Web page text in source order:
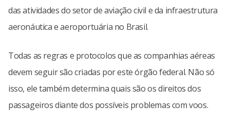
das atividades do setor de aviação civil e da infraestrutura
aeronáutica e aeroportuária no Brasil.
Todas as regras e protocolos que as companhias aéreas
devem seguir são criadas por este órgão federal. Não só
isso, ele também determina quais são os direitos dos
passageiros diante dos possíveis problemas com voos.